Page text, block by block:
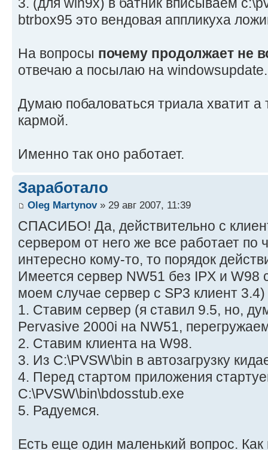
btrbox95 это вендовая аппликуха
На вопросы почему продолжает не
отвечаю а посылаю на
Думаю побаловаться триала хватит а
кармой.
Именно так оно работает.
Заработало
Oleg Martynov» 29 авг 2007, 11:39
СПАСИБО! Да, действительно с
сервером от него же все работает по
интересно кому-то, то порядок
Имеется сервер NW51 без IPX и W98
моем случае сервер с SP3 клиент
1. Ставим сервер (я ставил 9.5, но,
Pervasive 2000i на NW51,
2. Ставим клиента на W98.
3. Из C:\PVSW\bin в автозагрузку
4. Перед стартом приложения
C:\PVSW\bin\bdosstub.exe
5. Радуемся.
Есть еще один маленький вопрос.